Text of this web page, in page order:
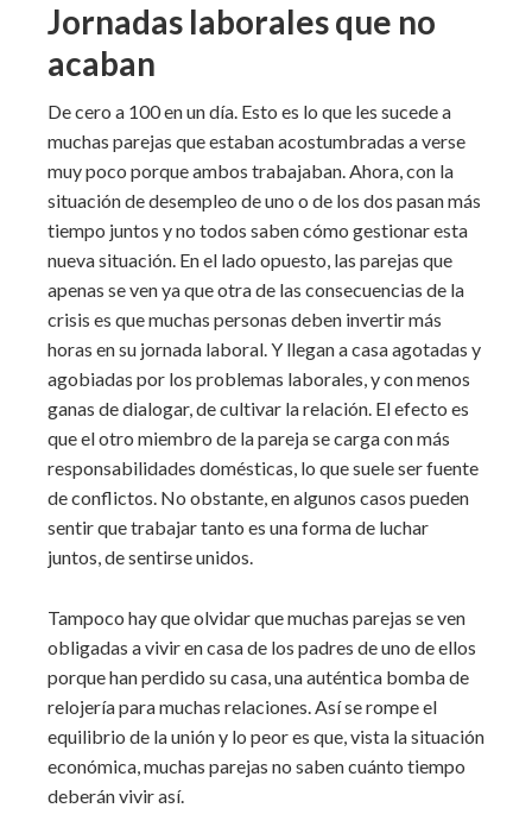
Jornadas laborales que no
acaban
De cero a 100 en un día. Esto es lo que les sucede a
muchas parejas que estaban acostumbradas a verse
muy poco porque ambos trabajaban. Ahora, con la
situación de desempleo de uno o de los dos pasan más
tiempo juntos y no todos saben cómo gestionar esta
nueva situación. En el lado opuesto, las parejas que
apenas se ven ya que otra de las consecuencias de la
crisis es que muchas personas deben invertir más
horas en su jornada laboral. Y llegan a casa agotadas y
agobiadas por los problemas laborales, y con menos
ganas de dialogar, de cultivar la relación. El efecto es
que el otro miembro de la pareja se carga con más
responsabilidades domésticas, lo que suele ser fuente
de conflictos. No obstante, en algunos casos pueden
sentir que trabajar tanto es una forma de luchar
juntos, de sentirse unidos.
Tampoco hay que olvidar que muchas parejas se ven
obligadas a vivir en casa de los padres de uno de ellos
porque han perdido su casa, una auténtica bomba de
relojería para muchas relaciones. Así se rompe el
equilibrio de la unión y lo peor es que, vista la situación
económica, muchas parejas no saben cuánto tiempo
deberán vivir así.